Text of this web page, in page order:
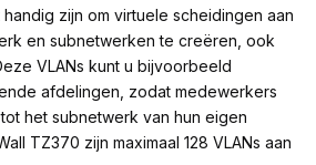
zijn om virtuele scheidingen aan
en subnetwerken te creëren, ook
VLANs kunt u bijvoorbeeld
afdelingen, zodat medewerkers
het subnetwerk van hun eigen
TZ370 zijn maximaal 128 VLANs aan